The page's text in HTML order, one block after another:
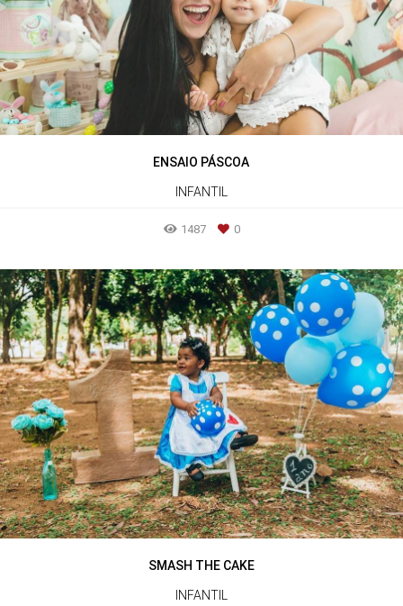
ENSAIO PÁSCOA
INFANTIL
1487 0
SMASH THE CAKE
INFANTIL